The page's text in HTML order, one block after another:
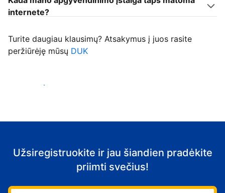
internete?
Turite daugiau klausimų? Atsakymus į juos rasite
peržiūrėję mūsų DUK
Priimti svečius
Užsiregistruokite ir jau šiandien pradėkite
priimti svečius!